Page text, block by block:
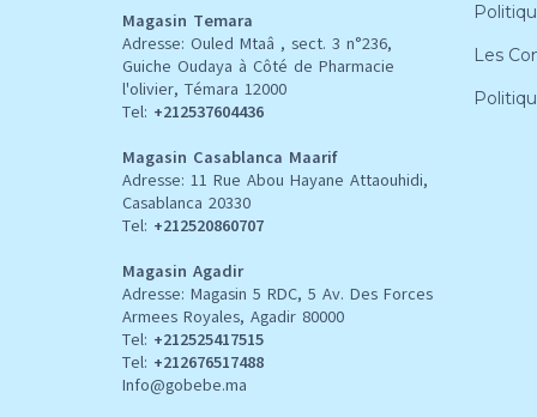
Magasin Temara
Adresse: Ouled Mtaâ , sect. 3 n°236,
Guiche Oudaya à Côté de Pharmacie
l'olivier, Témara 12000
Tel: +212537604436
Magasin Casablanca Maarif
Adresse: 11 Rue Abou Hayane Attaouhidi,
Casablanca 20330
Tel: +212520860707
Magasin Agadir
Adresse: Magasin 5 RDC, 5 Av. Des Forces
Armees Royales, Agadir 80000
Tel: +212525417515
Tel: +212676517488
Info@gobebe.ma
Les